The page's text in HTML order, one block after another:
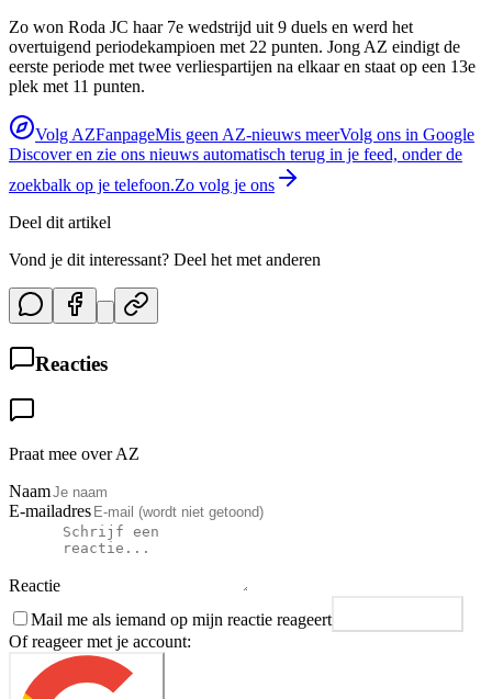
Zo won Roda JC haar 7e wedstrijd uit 9 duels en werd het
overtuigend periodekampioen met 22 punten. Jong AZ eindigt de
eerste periode met twee verliespartijen na elkaar en staat op een 13e
plek met 11 punten.
Volg AZFanpageMis geen AZ-nieuws meerVolg ons in Google
Discover en zie ons nieuws automatisch terug in je feed, onder de
zoekbalk op je telefoon.Zo volg je ons
Deel dit artikel
Vond je dit interessant? Deel het met anderen
Reacties
Praat mee over AZ
Naam
E-mailadres
Reactie
Mail me als iemand op mijn reactie reageert
Of reageer met je account: